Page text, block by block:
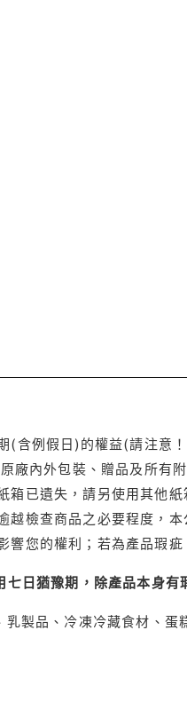
含例假日)的權益(請注意
內外包裝、贈品及所有
已遺失，請另使用其他
越檢查商品之必要程度，
您的權利；若為產品瑕疵
日猶豫期，除產品本身有
製品、冷凍冷藏食材、蛋